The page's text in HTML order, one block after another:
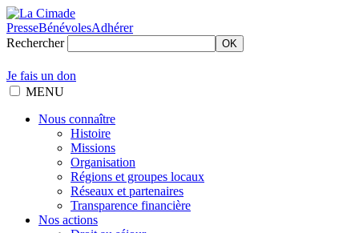
PresseBénévolesAdhérer
Rechercher
OK
Je fais un don
MENU
Nous connaître
Histoire
Missions
Organisation
Régions et groupes locaux
Réseaux et partenaires
Transparence financière
Nos actions